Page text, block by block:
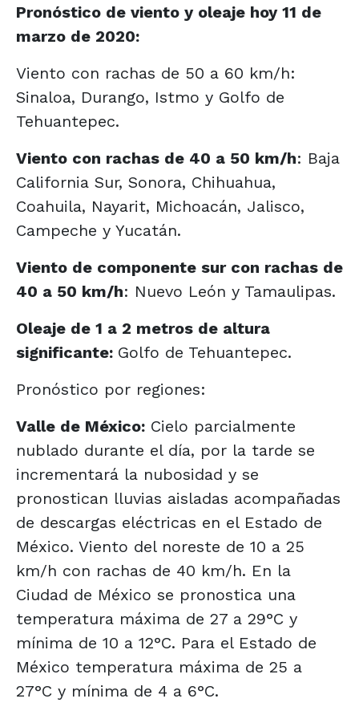
Pronóstico de viento y oleaje hoy 11 de
marzo de 2020:
Viento con rachas de 50 a 60 km/h:
Sinaloa, Durango, Istmo y Golfo de
Tehuantepec.
Viento con rachas de 40 a 50 km/h: Baja
California Sur, Sonora, Chihuahua,
Coahuila, Nayarit, Michoacán, Jalisco,
Campeche y Yucatán.
Viento de componente sur con rachas de
40 a 50 km/h: Nuevo León y Tamaulipas.
Oleaje de 1 a 2 metros de altura
significante: Golfo de Tehuantepec.
Pronóstico por regiones:
Valle de México: Cielo parcialmente
nublado durante el día, por la tarde se
incrementará la nubosidad y se
pronostican lluvias aisladas acompañadas
de descargas eléctricas en el Estado de
México. Viento del noreste de 10 a 25
km/h con rachas de 40 km/h. En la
Ciudad de México se pronostica una
temperatura máxima de 27 a 29°C y
mínima de 10 a 12°C. Para el Estado de
México temperatura máxima de 25 a
27°C y mínima de 4 a 6°C.